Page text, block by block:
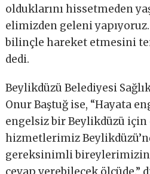
olduklarını hissetmeden
elimizden geleni
bilinçle hareket etmesini
dedi.
Beylikdüzü Belediyesi
Onur Baştuğ ise, “Hayata
engelsiz bir Beylikdüzü için
hizmetlerimiz
gereksinimli